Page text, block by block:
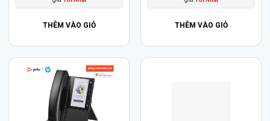
THÊM VÀO GIỎ THÊM VÀO GIỎ